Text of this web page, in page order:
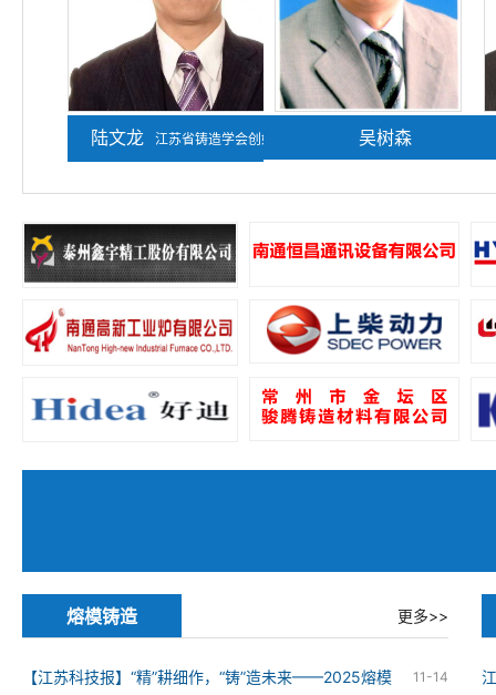
陆文龙 江苏省铸造学会创始人
熊守美 吴树森
熔模铸造 更多>>
11-14
【江苏科技报】“精”耕细作，“铸”造未来——2025熔模